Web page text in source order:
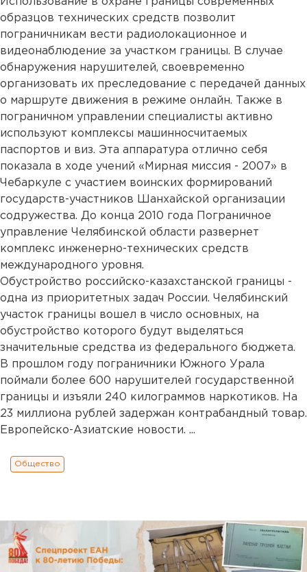
образцов технических средств позволит
пограничникам вести радиолокационное и
видеонаблюдение за участком границы. В случае
обнаружения нарушителей, своевременно
организовать их преследование с передачей данных
о маршруте движения в режиме онлайн. Также в
пограничном управлении специалисты активно
используют комплексы машинносчитаемых
паспортов и виз. Эта аппаратура отлично себя
показала в ходе учений «Мирная миссия - 2007» в
Чебаркуле с участием воинских формирований
государств-участников Шанхайской организации
содружества. До конца 2010 года Пограничное
управление Челябинской области развернет
комплекс инженерно-технических средств
международного уровня.
Обустройство российско-казахстанской границы -
одна из приоритетных задач России. Челябинский
участок границы вошел в число основных, на
обустройство которого будут выделяться
значительные средства из федерального бюджета.
В прошлом году пограничники Южного Урала
поймали более 600 нарушителей государственной
границы и изъяли 240 килограммов наркотиков. На
23 миллиона рублей задержан контрабандный товар.
Европейско-Азиатские новости. ...
Общество